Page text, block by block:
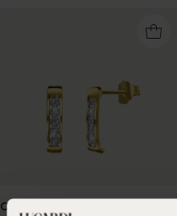
Ohrringe, 585 Gelbgold, mit